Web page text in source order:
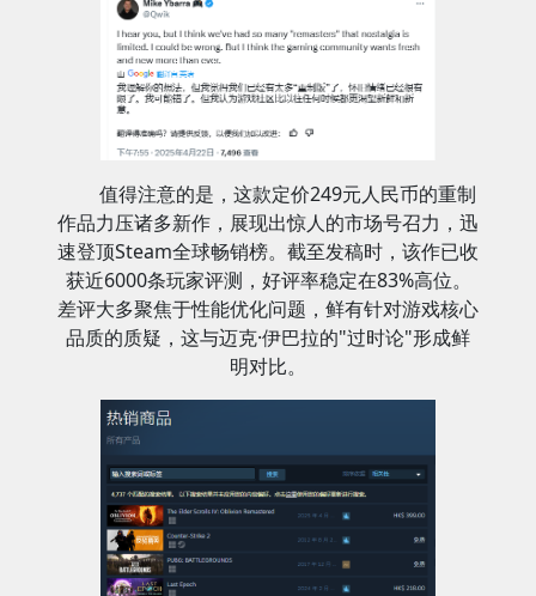
值得注意的是，这款定价249元人民币的重制
作品力压诸多新作，展现出惊人的市场号召力，迅
速登顶Steam全球畅销榜。截至发稿时，该作已收
获近6000条玩家评测，好评率稳定在83%高位。
差评大多聚焦于性能优化问题，鲜有针对游戏核心
品质的质疑，这与迈克·伊巴拉的"过时论"形成鲜
明对比。